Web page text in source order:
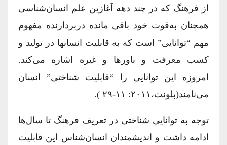
از فرهنگ که در چند دهه آغازین علم انسان‌شناسی
همچنان به‌قوت خود باقی مانده دربردارنده مفهوم
مهم “توانایی” است که به قابلیت انسان‎ها در تولید و
کسب معرفت و باورها و غیره اشاره می‌کند.
امروزه این توانایی را “قابلیت شناختی” انسان
می‌نامند(بلونت،۲۰۱۱: ۱۱-۲۹ ).
توجه به توانایی شناختی در تعریف فرهنگ تا سال‌ها
ادامه داشت و اندیشمندان انسان‌شناس این قابلیت